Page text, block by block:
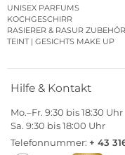
UNISEX PARFUMS
KOCHGESCHIRR
RASIERER & RASUR ZUBEHÖR
TEINT | GESICHTS MAKE UP
Hilfe & Kontakt
Mo.–Fr. 9:30 bis 18:30 Uhr
Sa. 9:30 bis 18:00 Uhr
Telefonnummer: + 43